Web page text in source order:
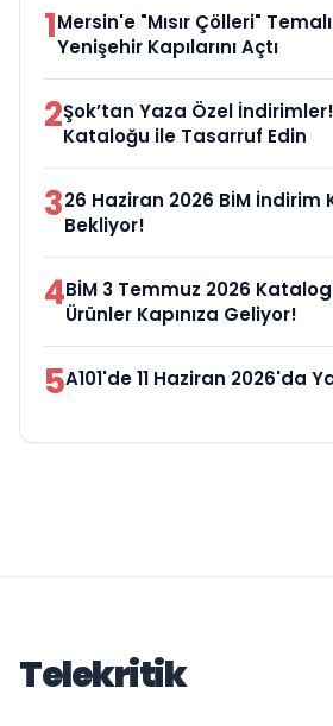
1Mersin'e "Mısır Çölleri"
Yenişehir Kapılarını Açtı
2Şok’tan Yaza Özel
Kataloğu ile Tasarruf Edin
326 Haziran 2026 BİM İndirim
Bekliyor!
4BİM 3 Temmuz 2026
Ürünler Kapınıza Geliyor!
5A101'de 11 Haziran 2026'da
Telekritik